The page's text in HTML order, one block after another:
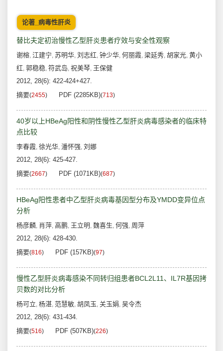
论著_病毒性肝炎
替比夫定初治慢性乙型肝炎患者疗效与安全性观察
谢榕, 江建宁, 苏明华, 刘志红, 钟少华, 何丽霞, 梁延秀, 胡家光, 黄小
红, 郭稳稳, 符武岛, 祝美琴, 王保健
2012, 28(6): 422-424+427.
摘要(2455) PDF (2285KB)(713)
40岁以上HBeAg阳性和阴性慢性乙型肝炎病毒感染者的临床特
点比较
李春霞, 徐光华, 潘怀强, 刘娜
2012, 28(6): 425-427.
摘要(2667) PDF (1071KB)(687)
HBeAg阳性患者中乙型肝炎病毒基因型分布及YMDD变异位点
分析
杨彦麟, 肖萍, 高鹏, 王立明 , 魏喜生, 何强, 周萍
2012, 28(6): 428-430.
摘要(816) PDF (157KB)(97)
慢性乙型肝炎病毒感染不同转归组患者BCL2L11、IL7R基因拷
贝数的对比分析
杨可立, 杨湛, 范慧敏, 胡凤玉, 关玉娟, 吴令杰
2012, 28(6): 431-434.
摘要(516) PDF (507KB)(226)